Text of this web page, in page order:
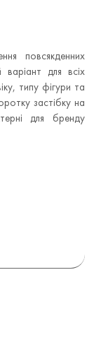
повсякденних
варіант для всіх
типу фігури та
застібку на
для бренду